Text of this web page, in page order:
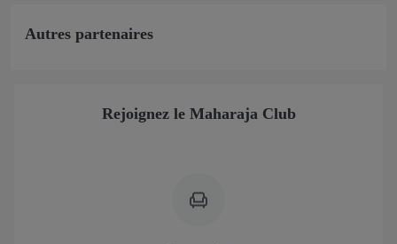
Autres partenaires
Rejoignez le Maharaja Club